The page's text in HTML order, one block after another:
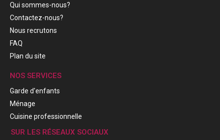
Qui sommes-nous?
Contactez-nous?
Nous recrutons
FAQ
Plan du site
NOS SERVICES
Garde d'enfants
Ménage
Cuisine professionnelle
SUR LES RÉSEAUX SOCIAUX